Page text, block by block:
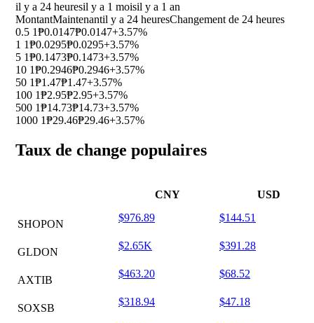
il y a 24 heuresil y a 1 moisil y a 1 an
MontantMaintenantil y a 24 heuresChangement de 24 heures
0.5 1₱0.0147₱0.0147+3.57%
1 1₱0.0295₱0.0295+3.57%
5 1₱0.1473₱0.1473+3.57%
10 1₱0.2946₱0.2946+3.57%
50 1₱1.47₱1.47+3.57%
100 1₱2.95₱2.95+3.57%
500 1₱14.73₱14.73+3.57%
1000 1₱29.46₱29.46+3.57%
Taux de change populaires
CNY USD
SHOPON
$976.89 $144.51
GLDON
$2.65K $391.28
AXTIB
$463.20 $68.52
SOXSB
$318.94 $47.18